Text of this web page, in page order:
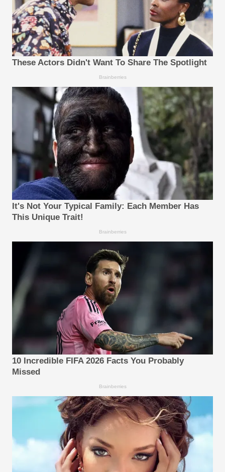
These Actors Didn't Want To Share The Spotlight
Brainberries
It's Not Your Typical Family: Each Member Has
This Unique Trait!
Brainberries
10 Incredible FIFA 2026 Facts You Probably
Missed
Brainberries